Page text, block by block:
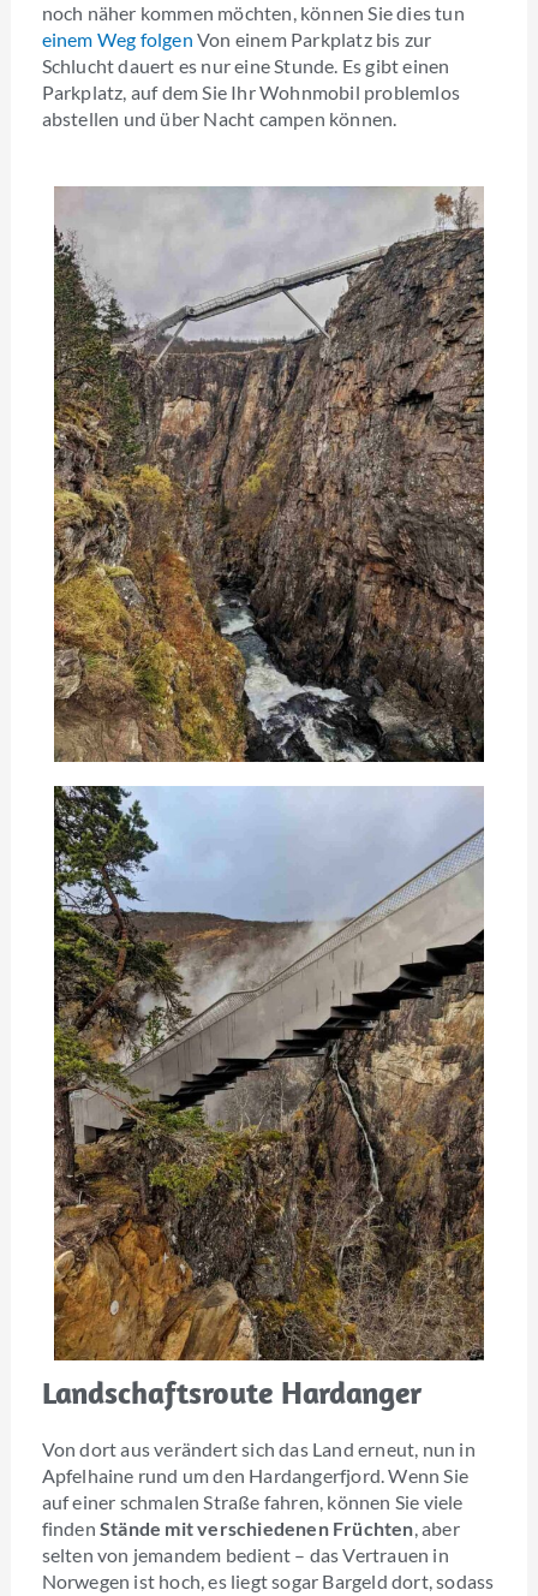
noch näher kommen möchten, können Sie dies tun
einem Weg folgen Von einem Parkplatz bis zur
Schlucht dauert es nur eine Stunde. Es gibt einen
Parkplatz, auf dem Sie Ihr Wohnmobil problemlos
abstellen und über Nacht campen können.
Landschaftsroute Hardanger
Von dort aus verändert sich das Land erneut, nun in
Apfelhaine rund um den Hardangerfjord. Wenn Sie
auf einer schmalen Straße fahren, können Sie viele
findenStände mit verschiedenen Früchten, aber
selten von jemandem bedient – das Vertrauen in
Norwegen ist hoch, es liegt sogar Bargeld dort, sodass